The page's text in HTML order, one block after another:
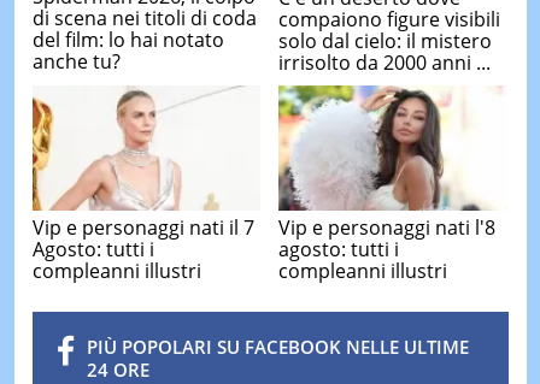
di scena nei titoli di coda
del film: lo hai notato
anche tu?
compaiono figure visibili
solo dal cielo: il mistero
irrisolto da 2000 anni ...
Vip e personaggi nati il 7
Agosto: tutti i
compleanni illustri
Vip e personaggi nati l'8
agosto: tutti i
compleanni illustri
PIÙ POPOLARI SU FACEBOOK NELLE ULTIME
24 ORE